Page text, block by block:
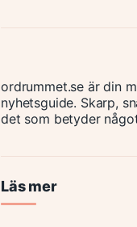
ordrummet.se är din
nyhetsguide. Skarp,
det som betyder
Läs mer